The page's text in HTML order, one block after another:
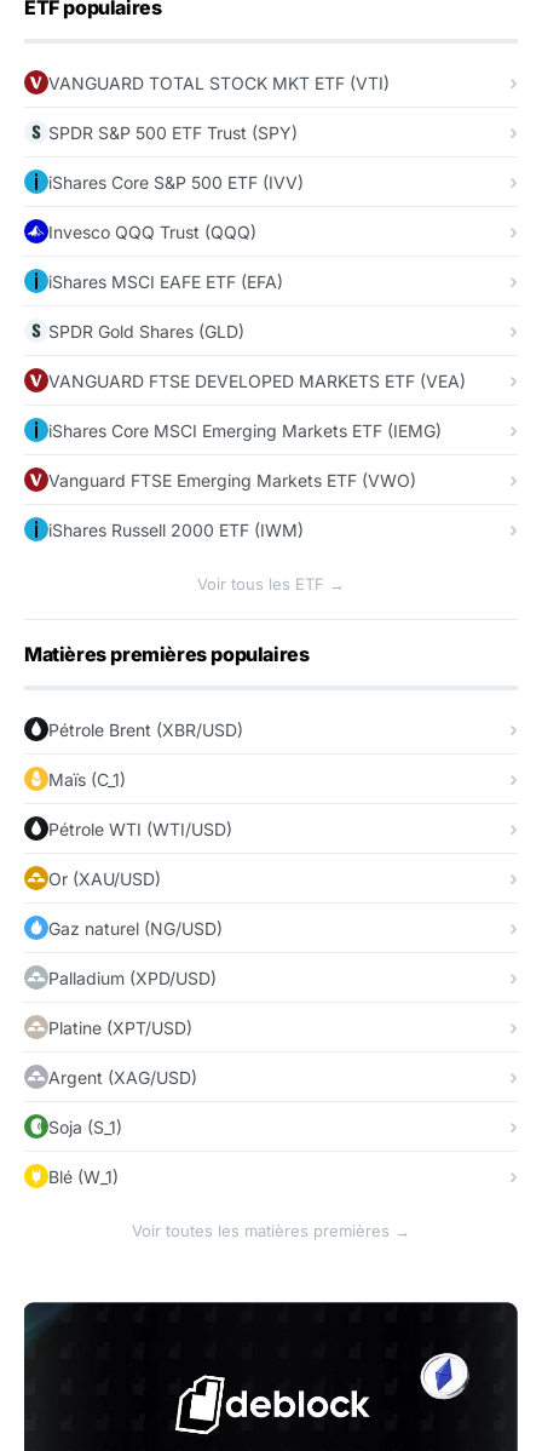
ETF populaires
VANGUARD TOTAL STOCK MKT ETF (VTI)
SPDR S&P 500 ETF Trust (SPY)
iShares Core S&P 500 ETF (IVV)
Invesco QQQ Trust (QQQ)
iShares MSCI EAFE ETF (EFA)
SPDR Gold Shares (GLD)
VANGUARD FTSE DEVELOPED MARKETS ETF (VEA)
iShares Core MSCI Emerging Markets ETF (IEMG)
Vanguard FTSE Emerging Markets ETF (VWO)
iShares Russell 2000 ETF (IWM)
Voir tous les ETF →
Matières premières populaires
Pétrole Brent (XBR/USD)
Maïs (C_1)
Pétrole WTI (WTI/USD)
Or (XAU/USD)
Gaz naturel (NG/USD)
Palladium (XPD/USD)
Platine (XPT/USD)
Argent (XAG/USD)
Soja (S_1)
Blé (W_1)
Voir toutes les matières premières →